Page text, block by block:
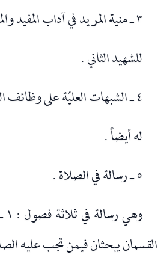
٣ ـ منية المريد في آداب المفيد والمستفيد .
للشهيد الثاني .
٤ ـ الشبهات العليّة على وظائف الصلاة القلبية = أسرار الصلاة .
له أيضاً .
٥ ـ رسالة في الصلاة .
القسمان يبحثان فيمن تجب عليه